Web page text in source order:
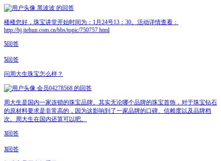
黑波波 的回答
楼楼您好，珠宝讲堂开始时间为：1月24号13：30。活动详情查看：
http://bj.jiehun.com.cn/bbs/topic/750757.html
5回答
5回答
问周大生珠宝怎么样？
会员04278568 的回答
周大生是国内一家连锁的珠宝品牌。其实无论哪个品牌的珠宝首饰，对于珠宝钻石
的原材料要求是非常高的，因为这影响到了一家品牌的口碑、信赖度以及品牌档
次。周大生在国内还算可以吧。
3回答
3回答